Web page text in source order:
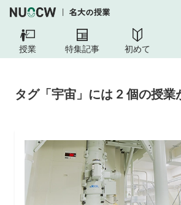
授業 特集記事 初めて
タグ「宇宙」には 2 個の授業